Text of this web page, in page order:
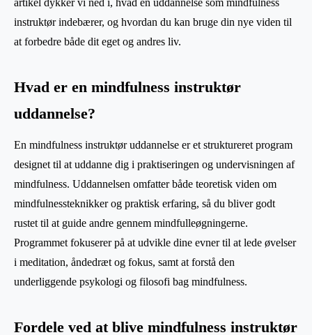
artikel dykker vi ned i, hvad en uddannelse som mindfulness
instruktør indebærer, og hvordan du kan bruge din nye viden til
at forbedre både dit eget og andres liv.
Hvad er en mindfulness instruktør
uddannelse?
En mindfulness instruktør uddannelse er et struktureret program
designet til at uddanne dig i praktiseringen og undervisningen af
mindfulness. Uddannelsen omfatter både teoretisk viden om
mindfulnessteknikker og praktisk erfaring, så du bliver godt
rustet til at guide andre gennem mindfulleøgningerne.
Programmet fokuserer på at udvikle dine evner til at lede øvelser
i meditation, åndedræt og fokus, samt at forstå den
underliggende psykologi og filosofi bag mindfulness.
Fordele ved at blive mindfulness instruktør